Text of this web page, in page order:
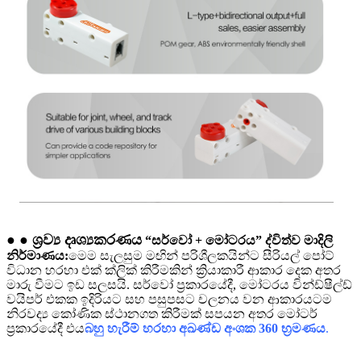
● ● ශ්‍රව්‍ය දෘශ්‍යකරණය “සර්වෝ + මෝටරය” ද්විත්ව මාදිලි
නිර්මාණය:මෙම සැලසුම මඟින් පරිශීලකයින්ට සීරියල් පෝට්
විධාන හරහා එක් ක්ලික් කිරීමකින් ක්‍රියාකාරී ආකාර දෙක අතර
මාරු වීමට ඉඩ සලසයි. සර්වෝ ප්‍රකාරයේදී, මෝටරය වින්ඩ්ෂීල්ඩ්
වයිපර් එකක ඉදිරියට සහ පසුපසට චලනය වන ආකාරයටම
නිරවද්‍ය කෝණික ස්ථානගත කිරීමක් සපයන අතර මෝටර්
ප්‍රකාරයේදී එයබහු හැරීම් හරහා අඛණ්ඩ අංශක 360 භ්‍රමණය.